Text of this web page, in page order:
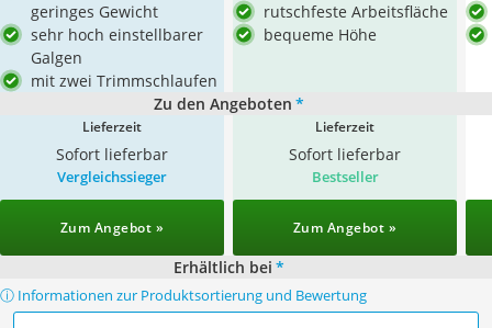
geringes Gewicht
sehr hoch einstellbarer
Galgen
mit zwei Trimmschlaufen
rutschfeste Arbeitsfläche
bequeme Höhe
Zu den Angeboten *
Lieferzeit
Sofort lieferbar
Lieferzeit
Sofort lieferbar
Vergleichssieger
Zum Angebot »
Bestseller
Zum Angebot »
Erhältlich bei *
ⓘ Informationen zur Produktsortierung und Bewertung